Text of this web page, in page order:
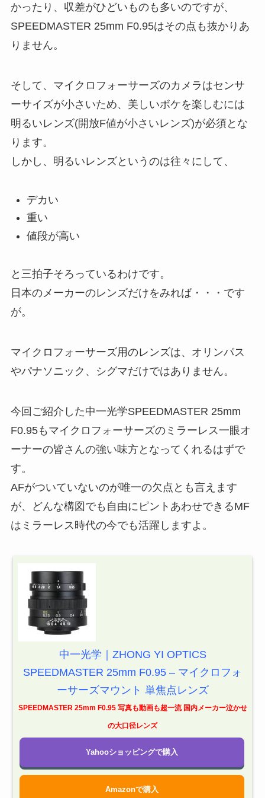
かったり、収差がひどいものも多いのですが、
SPEEDMASTER 25mm F0.95はその点も抜かりあ
りません。
そして、マイクロフォーサーズのカメラはセンサ
ーサイズが小さいため、美しいボケを楽しむには
明るいレンズ(開放F値が小さいレンズ)が必須とな
ります。
しかし、明るいレンズというのは往々にして、
デカい
重い
値段が高い
と三拍子そろっているわけです。
日本のメーカーのレンズだけをみれば・・・です
が。
マイクロフォーサーズ用のレンズは、オリンパス
やパナソニック、シグマだけではありません。
今回ご紹介した中一光学SPEEDMASTER 25mm
F0.95もマイクロフォーサーズのミラーレス一眼オ
ーナーの皆さんの強い味方となってくれるはずで
す。
AFがついていないのが唯一の欠点とも言えます
が、どんな構図でも自由にピントあわせできるMF
はミラーレス時代の今でも活躍しますよ。
中一光学｜ZHONG YI OPTICS
SPEEDMASTER 25mm F0.95 – マイクロフォ
ーサーズマウント 単焦点レンズ
SPEEDMASTER 25mm F0.95 写真も動画も超一流 国内メーカー泣かせ
の大口径レンズ
Yahooショッピングで購入
Amazonで購入